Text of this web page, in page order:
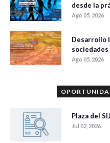
desde la
Ago 05, 2026
Desarrollo
Ago 05, 2026
Plaza del
Jul 02, 2026